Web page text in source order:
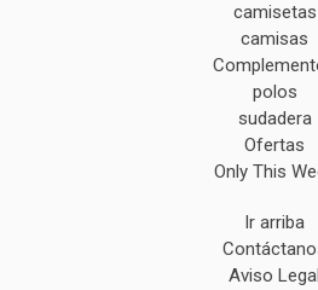
camisetas
camisas
polos
sudadera
Ofertas
Only This
Ir arriba
Aviso Legal